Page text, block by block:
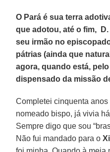
O Pará é sua terra
que adotou, até o fim,
seu irmão no
pátrias (ainda que
agora, quando está,
dispensado da missão
Completei cinquenta
nomeado bispo, já vivia
Sempre digo que sou
Não fui mandado para o